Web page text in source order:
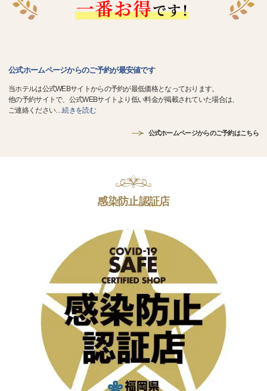
公式ホームページからのご予約が最安値です
当ホテルは公式WEBサイトからの予約が最低価格となっております。
他の予約サイトで、公式WEBサイトより低い料金が掲載されていた場合は、
ご連絡ください…続きを読む
公式ホームページからのご予約はこちら
感染防止認証店